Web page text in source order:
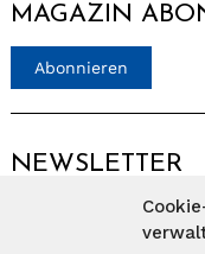
MAGAZIN
Abonnieren
NEWSLETTER